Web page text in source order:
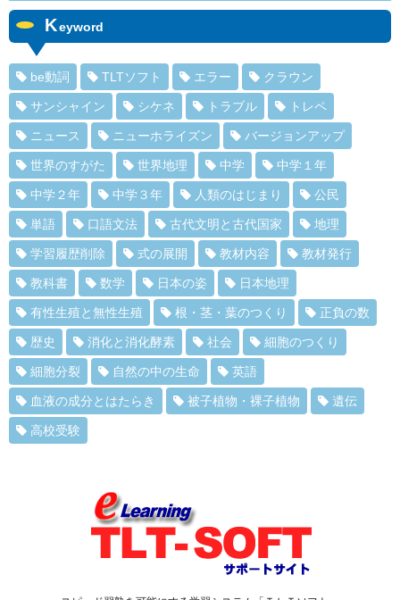
Keyword
be動詞 TLTソフト エラー クラウン
サンシャイン シケネ トラブル トレペ
ニュース ニューホライズン バージョンアップ
世界のすがた 世界地理 中学 中学１年
中学２年 中学３年 人類のはじまり 公民
単語 口語文法 古代文明と古代国家 地理
学習履歴削除 式の展開 教材内容 教材発行
教科書 数学 日本の姿 日本地理
有性生殖と無性生殖 根・茎・葉のつくり 正負の数
歴史 消化と消化酵素 社会 細胞のつくり
細胞分裂 自然の中の生命 英語
血液の成分とはたらき 被子植物・裸子植物 遺伝
高校受験